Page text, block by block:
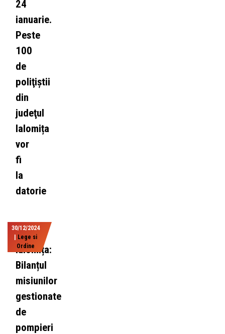
24
ianuarie.
Peste
100
de
poliţiştii
din
judeţul
Ialomița
vor
fi
la
datorie
30/12/2024
Lege si
Ordine
Ialomița:
Bilanțul
misiunilor
gestionate
de
pompieri